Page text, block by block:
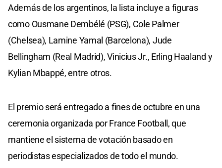
Además de los argentinos, la lista incluye a figuras
como Ousmane Dembélé (PSG), Cole Palmer
(Chelsea), Lamine Yamal (Barcelona), Jude
Bellingham (Real Madrid), Vinicius Jr., Erling Haaland y
Kylian Mbappé, entre otros.
El premio será entregado a fines de octubre en una
ceremonia organizada por France Football, que
mantiene el sistema de votación basado en
periodistas especializados de todo el mundo.